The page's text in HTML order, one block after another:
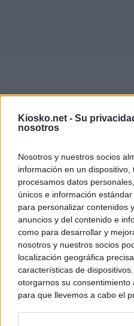
Kiosko.net - Su
nosotros
Nosotros y nuestros socios
información en un dispositivo,
procesamos datos
únicos e información
para personalizar contenidos
anuncios y del contenido e
como para desarrollar y
nosotros y nuestros socios
localización geográfica
características de
otorgarnos su
para que llevemos a cabo el
© Kiosko.net Aviso Legal